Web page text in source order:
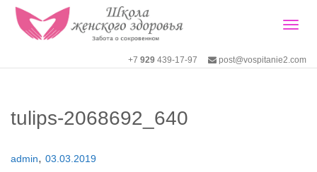
+7 929 439-17-97 post@vospitanie2.com
tulips-2068692_640
admin, 03.03.2019